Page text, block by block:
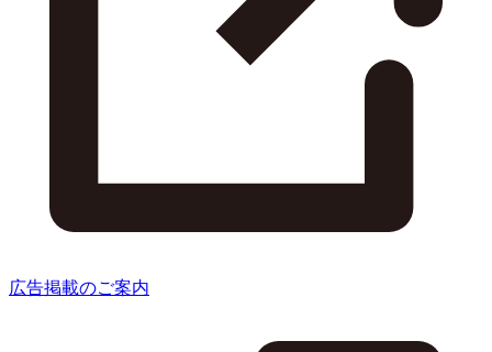
広告掲載のご案内